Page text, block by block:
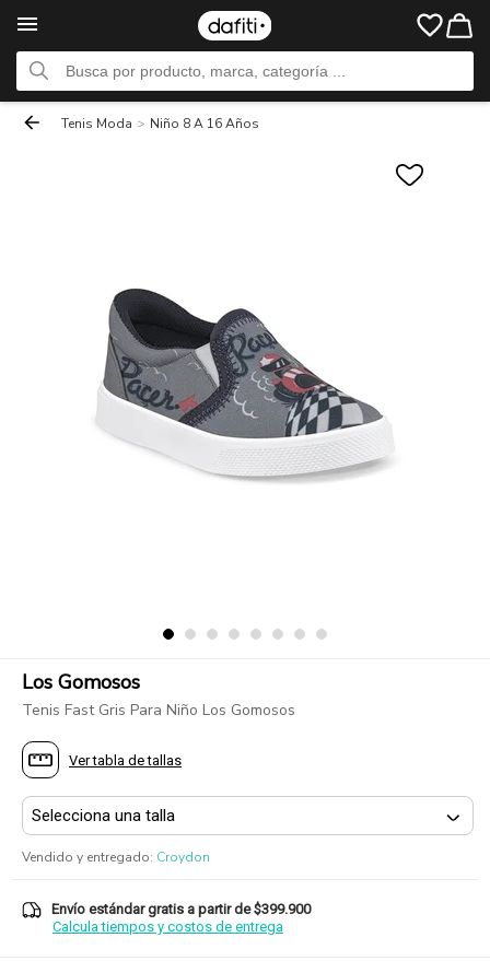
Tenis Moda > Niño 8 A 16 Años
Los Gomosos
Tenis Fast Gris Para Niño Los Gomosos
Ver tabla de tallas
Vendido y entregado: Croydon
Envío estándar gratis a partir de $399.900
Calcula tiempos y costos de entrega